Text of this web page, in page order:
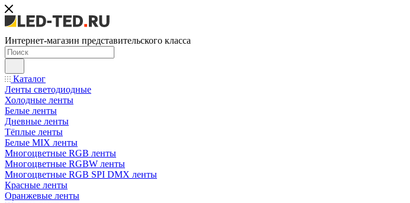
Интернет-магазин представительского класса
Каталог
Ленты светодиодные
Холодные ленты
Белые ленты
Дневные ленты
Тёплые ленты
Белые MIX ленты
Многоцветные RGB ленты
Многоцветные RGBW ленты
Многоцветные RGB SPI DMX ленты
Красные ленты
Оранжевые ленты